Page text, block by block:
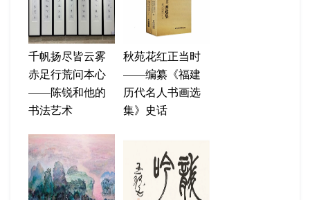
千帆扬尽皆云雾
赤足行荒问本心
——陈锐和他的
书法艺术
秋苑花红正当时
——编纂《福建
历代名人书画选
集》史话